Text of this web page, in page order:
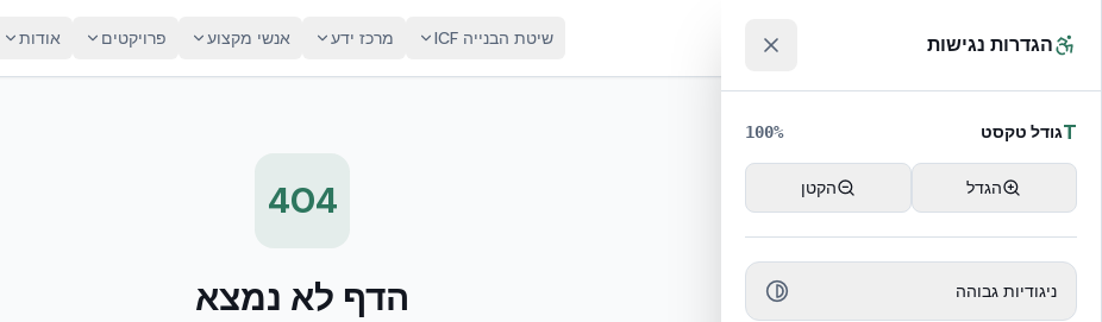
שיטת הבנייה ICF מרכז ידע אנשי מקצוע פרויקטים אודות
404
הדף לא נמצא
הגדרות נגישות
Tגודל טקסט 100%
הגדל הקטן
ניגודיות גבוהה